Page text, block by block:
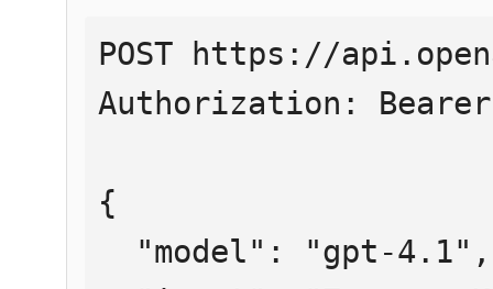
POST https://
Authorization:
{